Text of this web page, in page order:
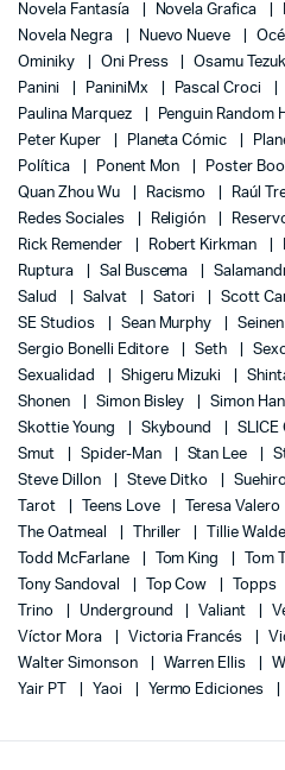
Novela Fantasía
Novela Grafica
Novela Negra
Nuevo Nueve
Ominiky
Oni Press Osamu
Panini
PaniniMx Pascal Croci
Paulina Marquez
Penguin Random
Peter Kuper
Planeta Cómic
Política
Ponent Mon Poster
Quan Zhou Wu
Racismo Raúl
Redes Sociales
Religión
Rick Remender
Robert Kirkman
Ruptura
Sal Buscema
Salud
Salvat Satori Scott
SE Studios
Sean Murphy Seinen
Sergio Bonelli Editore
Seth
Sexualidad
Shigeru Mizuki
Shonen
Simon Bisley Simon
Skottie Young
Skybound SLICE
Smut
Spider-Man Stan Lee
Steve Dillon
Steve Ditko
Tarot
Teens Love Teresa Valero
The Oatmeal
Thriller Tillie
Todd McFarlane
Tom King Tom
Tony Sandoval
Top Cow Topps
Trino
Underground Valiant
Víctor Mora
Victoria Francés
Walter Simonson
Warren Ellis
Yair PT
Yaoi Yermo Ediciones